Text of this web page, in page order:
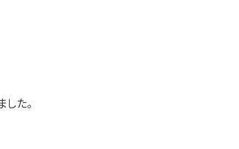
た。